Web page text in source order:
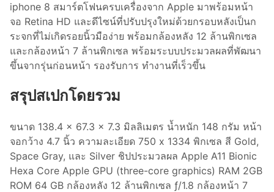
iphone 8 สมาร์ตโฟนครบเครื่องจาก Apple มาพร้อมหน้า
จอ Retina HD และดีไซน์ที่ปรับปรุงใหม่ด้วยกรอบหลังเป็นก
ระจกที่ไม่เกิดรอยนิ้วมือง่าย พร้อมกล้องหลัง 12 ล้านพิกเซล
และกล้องหน้า 7 ล้านพิกเซล พร้อมระบบประมวลผลที่พัฒนา
ขึ้นจากรุ่นก่อนหน้า รองรับการ ทำงานที่เร็วขึ้น
สรุปสเปกโดยรวม
ขนาด 138.4 × 67.3 × 7.3 มิลลิเมตร น้ำหนัก 148 กรัม หน้า
จอกว้าง 4.7 นิ้ว ความละเอียด 750 x 1334 พิกเซล สี Gold,
Space Gray, และ Silver ชิปประมวลผล Apple A11 Bionic
Hexa Core Apple GPU (three-core graphics) RAM 2GB
ROM 64 GB กล้องหลัง 12 ล้านพิกเซล ƒ/1.8 กล้องหน้า 7